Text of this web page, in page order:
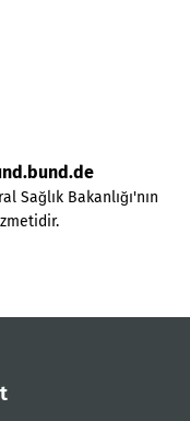
Sağlık Bakanlığı'nın